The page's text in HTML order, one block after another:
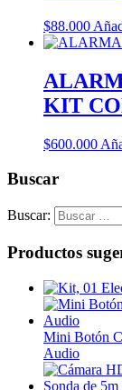
$88.000
KIT
$600.000
Buscar
Buscar:
Productos
Mini Botón
Audio